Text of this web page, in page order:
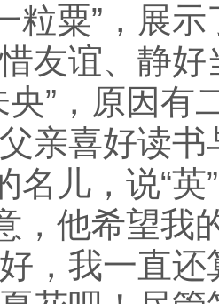
粒粟”，展
友谊、静
央”，原因
亲喜好读
名儿，说“英
，他希望
，我一直